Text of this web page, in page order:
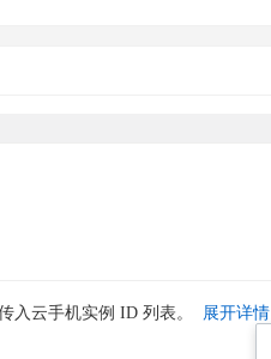
入云手机实例 ID 列表。 展开详情